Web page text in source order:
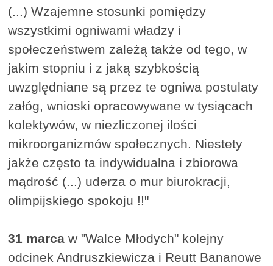
(...) Wzajemne stosunki pomiędzy
wszystkimi ogniwami władzy i
społeczeństwem zależą także od tego, w
jakim stopniu i z jaką szybkością
uwzględniane są przez te ogniwa postulaty
załóg, wnioski opracowywane w tysiącach
kolektywów, w niezliczonej ilości
mikroorganizmów społecznych. Niestety
jakże często ta indywidualna i zbiorowa
mądrość (...) uderza o mur biurokracji,
olimpijskiego spokoju !!"
31 marca w "Walce Młodych" kolejny
odcinek Andruszkiewicza i Reutt Bananowe